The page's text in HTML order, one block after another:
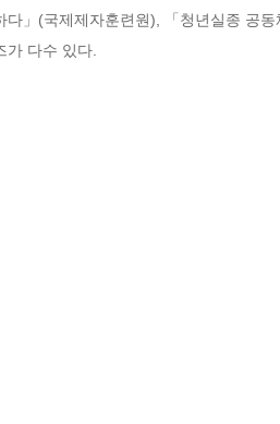
」(국제제자훈련원), 「청년실종 공
다수 있다.